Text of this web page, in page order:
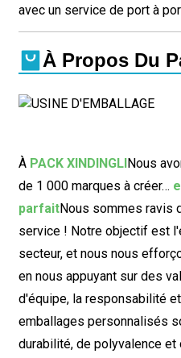
avec un service de port à
À Propos Du
À PACK XINDINGLINous
de 1 000 marques à créer…
parfaitNous sommes ravis
service ! Notre objectif est
secteur, et nous nous
en nous appuyant sur des
d'équipe, la responsabilité
emballages personnalisés
durabilité, de polyvalence et